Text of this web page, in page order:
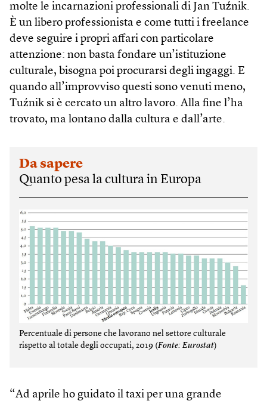
molte le incarnazioni professionali di Jan Tuźnik.
È un libero professionista e come tutti i freelance
deve seguire i propri affari con particolare
attenzione: non basta fondare un’istituzione
culturale, bisogna poi procurarsi degli ingaggi. E
quando all’improvviso questi sono venuti meno,
Tuźnik si è cercato un altro lavoro. Alla fine l’ha
trovato, ma lontano dalla cultura e dall’arte.
Da sapere
Quanto pesa la cultura in Europa
Percentuale di persone che lavorano nel settore culturale
rispetto al totale degli occupati, 2019 (Fonte: Eurostat)
“Ad aprile ho guidato il taxi per una grande